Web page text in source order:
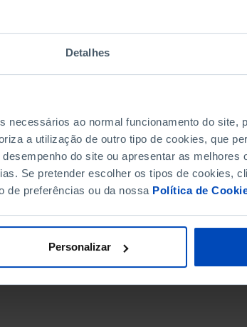
Detalhes
necessários ao normal funcionamento do site,
a utilização de outro tipo de cookies, que
do site ou apresentar as melhores
Se pretender escolher os tipos de cookies,
de preferências ou da nossa Política de
Personalizar
DE FIM